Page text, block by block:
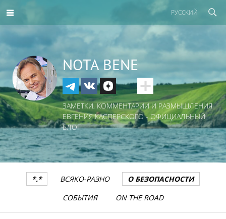
РУССКИЙ
NOTA BENE
ЗАМЕТКИ, КОММЕНТАРИИ И РАЗМЫШЛЕНИЯ
ЕВГЕНИЯ КАСПЕРСКОГО - ОФИЦИАЛЬНЫЙ
БЛОГ
*.* ВСЯКО-РАЗНО
О БЕЗОПАСНОСТИ
СОБЫТИЯ
ON THE ROAD